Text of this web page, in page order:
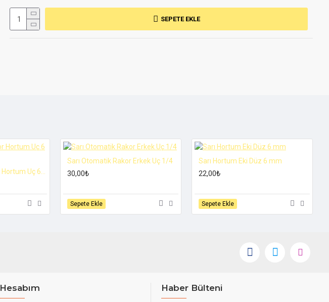
Mobilya Sanayi
Teknik Servis
Makine İmalatı
SEPETE EKLE
Sarı Otomatik Rakor Erkek Uç 1/4
30,00₺
Sepete Ekle
Sarı Hortum Eki Düz 6 mm
22,00₺
Sepete Ekle
Hesabım Haber Bülteni